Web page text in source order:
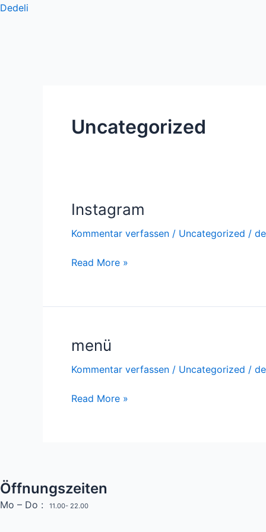
Zum
Dedeli
Uncategorized
Instagram
Kommentar verfassen / Uncategorized /
Instagram
Read More »
menü
Kommentar verfassen / Uncategorized /
menü
Read More »
Öffnungszeiten
Mo – Do : 11.00- 22.00